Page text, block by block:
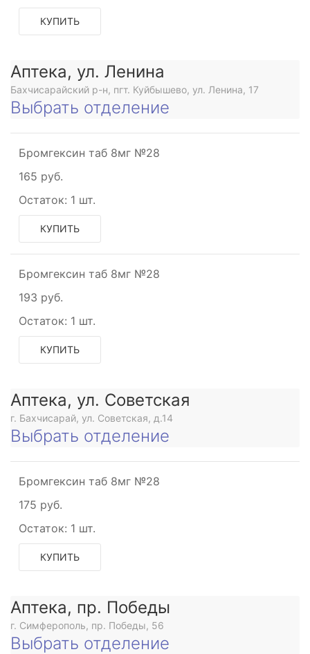
КУПИТЬ
Аптека, ул. Ленина
Бахчисарайский р-н, пгт. Куйбышево, ул. Ленина, 17
Выбрать отделение
Бромгексин таб 8мг №28
165 руб.
Остаток: 1 шт.
КУПИТЬ
Бромгексин таб 8мг №28
193 руб.
Остаток: 1 шт.
КУПИТЬ
Аптека, ул. Советская
г. Бахчисарай, ул. Советская, д.14
Выбрать отделение
Бромгексин таб 8мг №28
175 руб.
Остаток: 1 шт.
КУПИТЬ
Аптека, пр. Победы
г. Симферополь, пр. Победы, 56
Выбрать отделение